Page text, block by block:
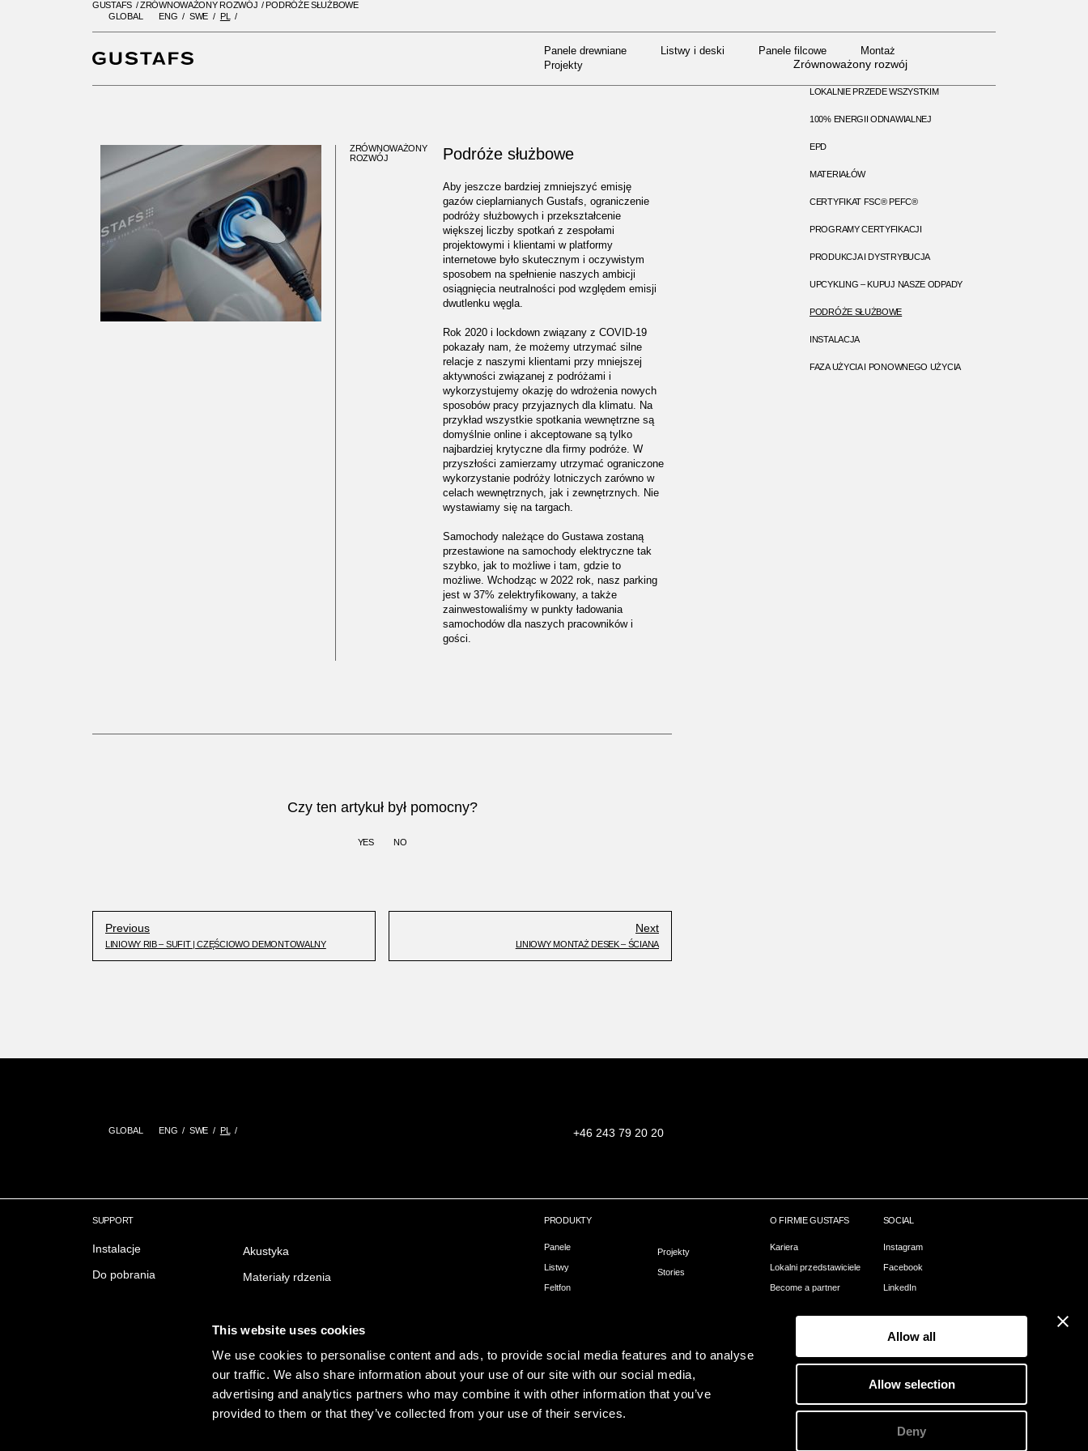
This website uses cookies
We use cookies to personalise content and ads, to provide social media features and to analyse
our traffic. We also share information about your use of our site with our social media,
advertising and analytics partners who may combine it with other information that you’ve
provided to them or that they’ve collected from your use of their services.
Allow all
Allow selection
Deny
GLOBAL ENG SWE PL
Panele drewniane Listwy i deski Panele filcowe
Montaż
Projekty
Projekty
GUSTAFS /ZRÓWNOWAŻONY ROZWÓJ / PODRÓŻE SŁUŻBOWE
ZRÓWNOWAŻONY
ROZWÓJ
Podróże służbowe
Aby jeszcze bardziej zmniejszyć emisję
gazów cieplarnianych Gustafs, ograniczenie
podróży służbowych i przekształcenie
większej liczby spotkań z zespołami
projektowymi i klientami w platformy
internetowe było skutecznym i oczywistym
sposobem na spełnienie naszych ambicji
osiągnięcia neutralności pod względem emisji
dwutlenku węgla.
Rok 2020 i lockdown związany z COVID-19
pokazały nam, że możemy utrzymać silne
relacje z naszymi klientami przy mniejszej
aktywności związanej z podróżami i
wykorzystujemy okazję do wdrożenia nowych
sposobów pracy przyjaznych dla klimatu. Na
przykład wszystkie spotkania wewnętrzne są
domyślnie online i akceptowane są tylko
najbardziej krytyczne dla firmy podróże. W
przyszłości zamierzamy utrzymać ograniczone
wykorzystanie podróży lotniczych zarówno w
celach wewnętrznych, jak i zewnętrznych. Nie
wystawiamy się na targach.
Samochody należące do Gustawa zostaną
przestawione na samochody elektryczne tak
szybko, jak to możliwe i tam, gdzie to
możliwe. Wchodząc w 2022 rok, nasz parking
jest w 37% zelektryfikowany, a także
zainwestowaliśmy w punkty ładowania
samochodów dla naszych pracowników i
gości.
Czy ten artykuł był pomocny?
YES NO
Previous
LINIOWY RIB – SUFIT | CZĘŚCIOWO DEMONTOWALNY
Next
LINIOWY MONTAŻ DESEK – ŚCIANA
Zrównoważony rozwój
LOKALNIE PRZEDE WSZYSTKIM
100% ENERGII ODNAWIALNEJ
EPD
MATERIAŁÓW
CERTYFIKAT FSC® PEFC®
PROGRAMY CERTYFIKACJI
PRODUKCJA I DYSTRYBUCJA
UPCYKLING – KUPUJ NASZE ODPADY
PODRÓŻE SŁUŻBOWE
INSTALACJA
FAZA UŻYCIA I PONOWNEGO UŻYCIA
GLOBAL ENG SWE PL +46 243 79 20 20
SUPPORT
Instalacje
Do pobrania
Akustyka
Materiały rdzenia
Wykończenie powierzchni
Emisji
Zrownowazony rozwoj
PRODUKTY
Panele
Listwy
Feltfon
Projekty
Stories
O FIRMIE GUSTAFS
Kariera
Lokalni przedstawiciele
Become a partner
O Gustafs
SOCIAL
Instagram
Facebook
LinkedIn